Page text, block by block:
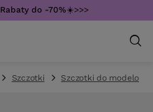
Rabaty do -70%☀️>>>
Szczotki Szczotki do